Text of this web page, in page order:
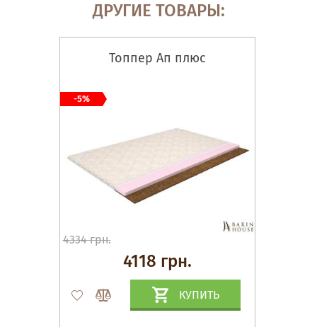
ДРУГИЕ ТОВАРЫ:
Топпер Ап плюс
4334 грн.
4118 грн.
КУПИТЬ
-5%